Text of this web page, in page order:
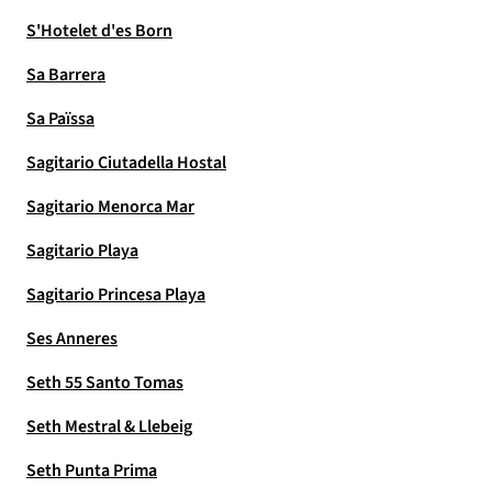
S'Hotelet d'es Born
Sa Barrera
Sa Païssa
Sagitario Ciutadella Hostal
Sagitario Menorca Mar
Sagitario Playa
Sagitario Princesa Playa
Ses Anneres
Seth 55 Santo Tomas
Seth Mestral & Llebeig
Seth Punta Prima